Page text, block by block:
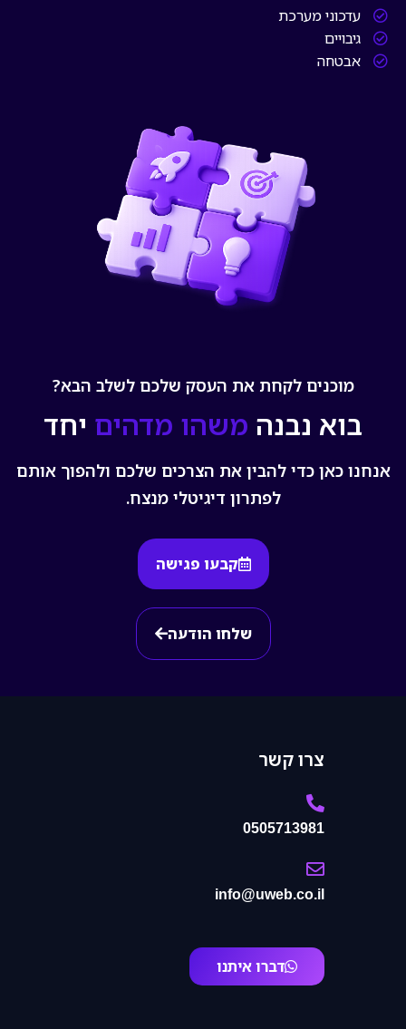
עדכוני מערכת
גיבויים
אבטחה
מוכנים לקחת את העסק שלכם לשלב הבא?
בוא נבנה משהו מדהים יחד
אנחנו כאן כדי להבין את הצרכים שלכם ולהפוך אותם
לפתרון דיגיטלי מנצח.
קבעו פגישה
שלחו הודעה
צרו קשר
0505713981
info@uweb.co.il
דברו איתנו